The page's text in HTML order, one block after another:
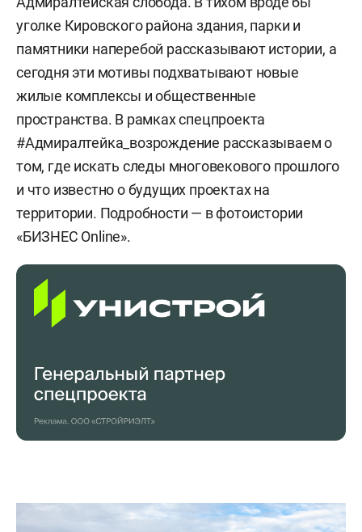
уголке Кировского района здания, парки и
памятники наперебой рассказывают истории, а
сегодня эти мотивы подхватывают новые
жилые комплексы и общественные
пространства. В рамках спецпроекта
#Адмиралтейка_возрождение рассказываем о
том, где искать следы многовекового прошлого
и что известно о будущих проектах на
территории. Подробности — в фотоистории
«БИЗНЕС Online».